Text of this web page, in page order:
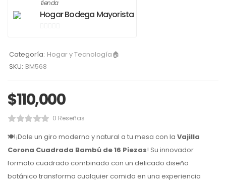
tienda
Hogar Bodega Mayorista
5
Categoría: Hogar y Tecnología🏠
SKU: BM568
$110,000
0 Reseñas
🍽️ ¡Dale un giro moderno y natural a tu mesa con la Vajilla
Corona Cuadrada Bambú de 16 Piezas! Su innovador
formato cuadrado combinado con un delicado diseño
botánico transforma cualquier comida en una experiencia